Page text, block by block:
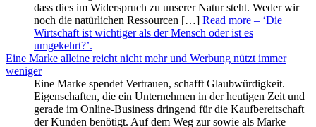
dass dies im Widerspruch zu unserer Natur steht. Weder wir
noch die natürlichen Ressourcen […] Read more – ‘Die
Wirtschaft ist wichtiger als der Mensch oder ist es
umgekehrt?’.
Eine Marke alleine reicht nicht mehr und Werbung nützt immer
weniger
Eine Marke spendet Vertrauen, schafft Glaubwürdigkeit.
Eigenschaften, die ein Unternehmen in der heutigen Zeit und
gerade im Online-Business dringend für die Kaufbereitschaft
der Kunden benötigt. Auf dem Weg zur sowie als Marke